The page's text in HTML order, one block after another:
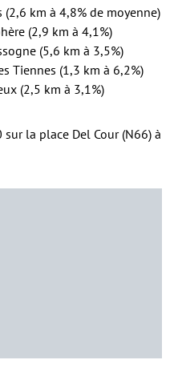
(2,6 km à 4,8% de moyenne)
(2,9 km à 4,1%)
(5,6 km à 3,5%)
Tiennes (1,3 km à 6,2%)
(2,5 km à 3,1%)
la place Del Cour (N66) à